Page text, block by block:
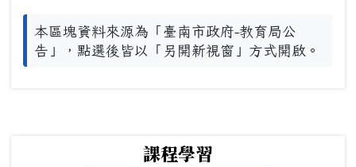
本區塊資料來源為「臺南市政府-教育局公
告」，點選後皆以「另開新視窗」方式開啟。
課程學習